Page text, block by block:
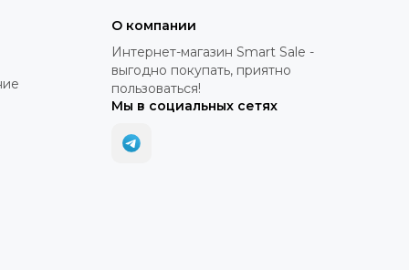
О компании
Интернет-магазин Smart Sale -
выгодно покупать, приятно
пользоваться!
Мы в социальных сетях